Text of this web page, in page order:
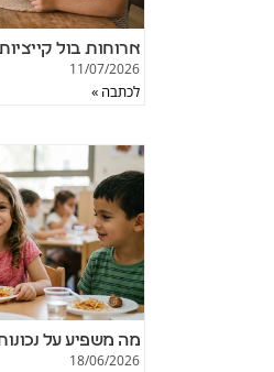
ארוחות בול
11/07/2026
לכתבה »
מה משפיע על
18/06/2026